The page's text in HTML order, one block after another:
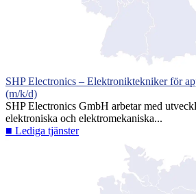
SHP Electronics – Elektroniktekniker för
(m/k/d)
SHP Electronics GmbH arbetar med
elektroniska och elektromekaniska...
■ Lediga tjänster